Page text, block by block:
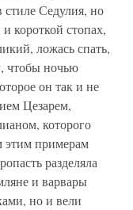
стиле Седулия, но
короткой стопах,
ложась спать,
чтобы ночью
он так и не
Цезарем,
которого
этим примерам
разделяла
и варвары
но и вели